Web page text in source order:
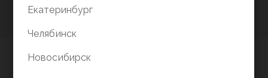
Екатеринбург
Челябинск
Новосибирск